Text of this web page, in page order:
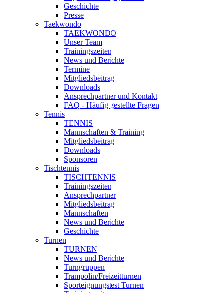
Geschichte
Presse
Taekwondo
TAEKWONDO
Unser Team
Trainingszeiten
News und Berichte
Termine
Mitgliedsbeitrag
Downloads
Ansprechpartner und Kontakt
FAQ - Häufig gestellte Fragen
Tennis
TENNIS
Mannschaften & Training
Mitgliedsbeitrag
Downloads
Sponsoren
Tischtennis
TISCHTENNIS
Trainingszeiten
Ansprechpartner
Mitgliedsbeitrag
Mannschaften
News und Berichte
Geschichte
Turnen
TURNEN
News und Berichte
Turngruppen
Trampolin/Freizeitturnen
Sporteignungstest Turnen